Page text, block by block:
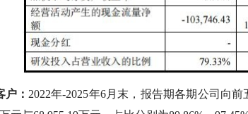
户： 2022年-2025年6月末，报告期各期公司向